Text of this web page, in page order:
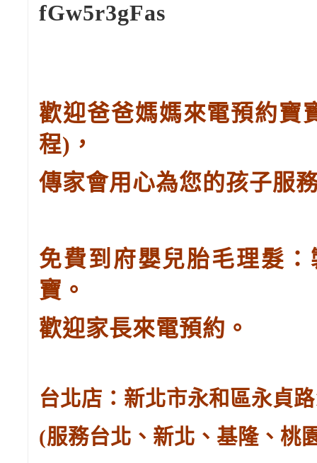
fGw5r3gFas
歡迎爸爸媽媽來電預約寶
程) ，
傳家會用心為您的孩子服
免費到府嬰兒胎毛理髮
寶。
歡迎家長來電預約。
台北店：新北市永和區永貞
(服務台北、新北、基隆、桃